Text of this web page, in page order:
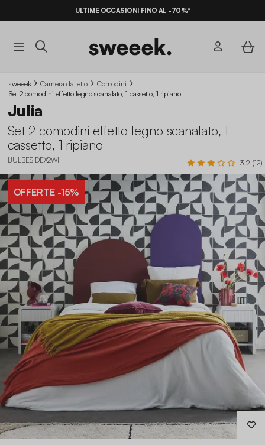
ULTIME OCCASIONI FINO AL -70%*
sweeek Camera da letto
Comodini
Set 2 comodini effetto legno scanalato, 1 cassetto, 1 ripiano
Julia
Set 2 comodini effetto legno scanalato, 1
cassetto, 1 ripiano
IJULBESIDEX2WH 3.2 (12)
OFFERTE-15%